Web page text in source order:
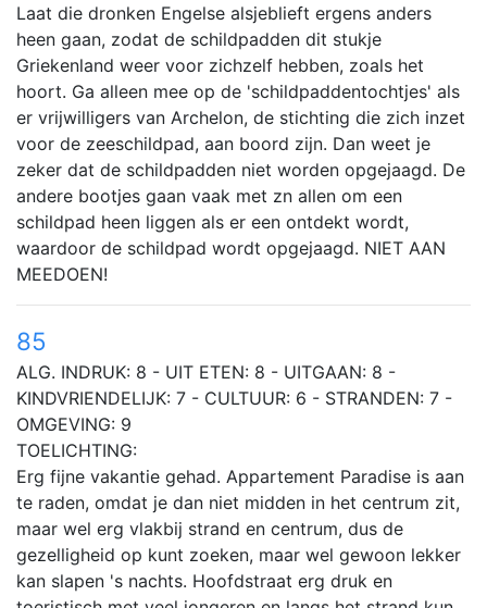
Laat die dronken Engelse alsjeblieft ergens anders
heen gaan, zodat de schildpadden dit stukje
Griekenland weer voor zichzelf hebben, zoals het
hoort. Ga alleen mee op de 'schildpaddentochtjes' als
er vrijwilligers van Archelon, de stichting die zich inzet
voor de zeeschildpad, aan boord zijn. Dan weet je
zeker dat de schildpadden niet worden opgejaagd. De
andere bootjes gaan vaak met zn allen om een
schildpad heen liggen als er een ontdekt wordt,
waardoor de schildpad wordt opgejaagd. NIET AAN
MEEDOEN!
85
ALG. INDRUK: 8 - UIT ETEN: 8 - UITGAAN: 8 -
KINDVRIENDELIJK: 7 - CULTUUR: 6 - STRANDEN: 7 -
OMGEVING: 9
TOELICHTING:
Erg fijne vakantie gehad. Appartement Paradise is aan
te raden, omdat je dan niet midden in het centrum zit,
maar wel erg vlakbij strand en centrum, dus de
gezelligheid op kunt zoeken, maar wel gewoon lekker
kan slapen 's nachts. Hoofdstraat erg druk en